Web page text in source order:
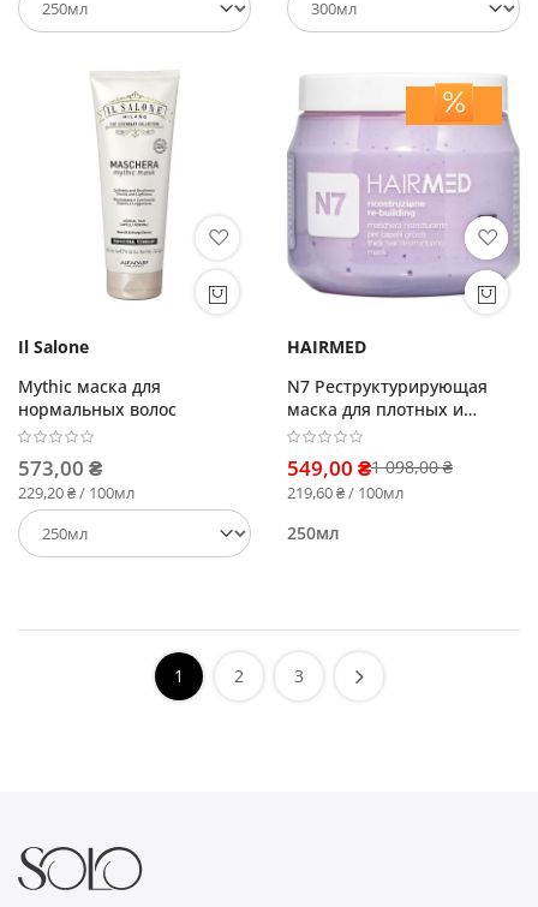
Il Salone
Mythic маска для
нормальных волос
573,00 ₴
229,20 ₴ / 100мл
HAIRMED
N7 Реструктурирующая
маска для плотных и
жестких волос
549,00 ₴1 098,00 ₴
219,60 ₴ / 100мл
250мл
1 2 3